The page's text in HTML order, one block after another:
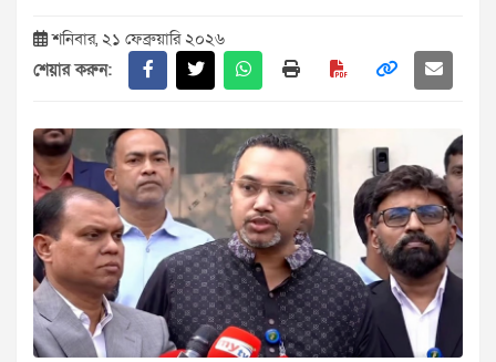
শনিবার, ২১ ফেব্রুয়ারি ২০২৬
শেয়ার করুন: